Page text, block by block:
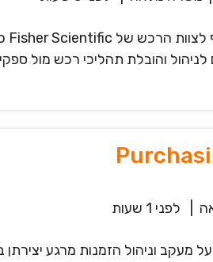
והובלת תהליכי רכש מול
לפני 1 שעות
וניהול הזמנות מרגע